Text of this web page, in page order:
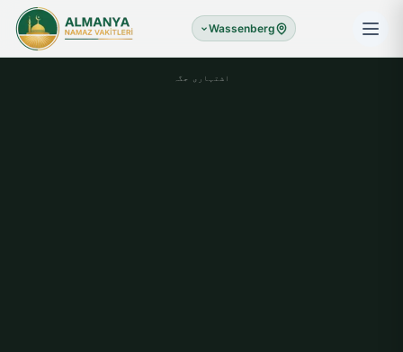
Wassenberg
اشتہاری جگہ